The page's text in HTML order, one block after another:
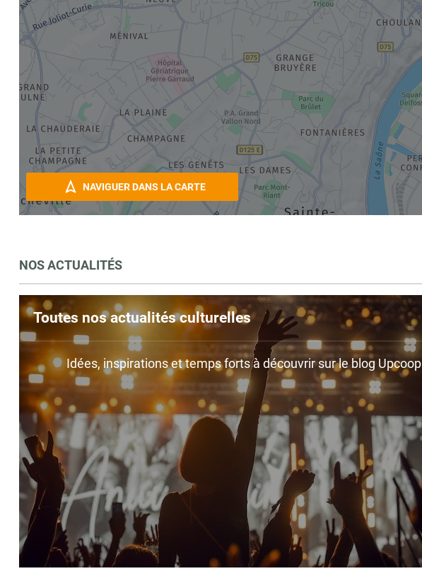
NAVIGUER DANS LA CARTE
NOS ACTUALITÉS
Toutes nos actualités culturelles
Idées, inspirations et temps forts à découvrir sur le blog Upcoop